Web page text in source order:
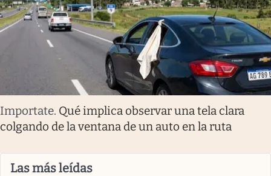
Importate. Qué implica observar una tela clara
colgando de la ventana de un auto en la ruta
Las más leídas